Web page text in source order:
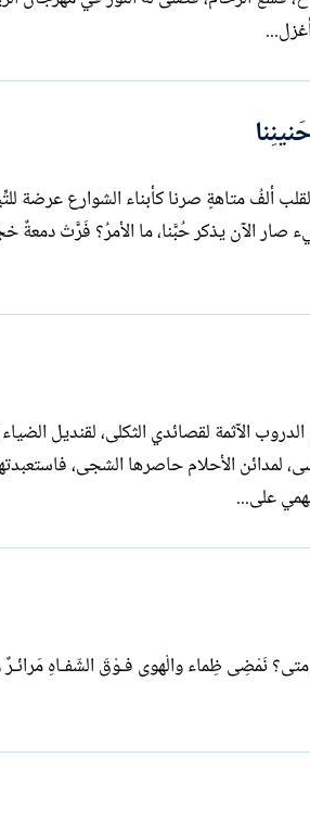
وادي القلب ألفُ متاهةٍ صرنا كأبناء الشوارع عرضة
صار الآن يذكر حُبَّنا، ما الأمرُ؟ فَرَّتْ دمعةٌ
الآثمة لقصائدي الثكلى، لقنديل الضياء
لمدائن الأحلام حاصرها الشجى،
على...
أَمْسيتَ فى صِدْقِ الهوى ترتابُ هَلْ سادَ أُفْـقَ العاشقيـنَ ضَبابُ حتَّى متى؟ نَمْضِى